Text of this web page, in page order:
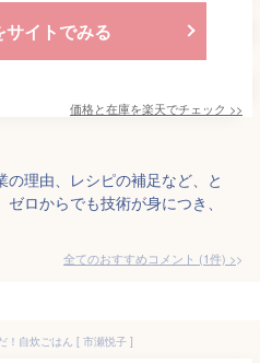
サイトでみる
価格と在庫を楽天でチェック >>
理由、レシピの補足など、と
ロからでも技術が身につき、
全てのおすすめコメント (1件) >
！自炊ごはん [ 市瀬悦子 ]